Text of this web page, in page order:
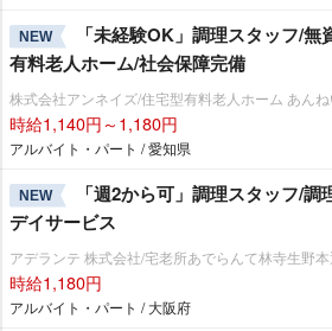
NEW
「未経験OK」調理スタッフ/
有料老人ホーム/社会保障完備
株式会社アンネイズ/住宅型有料老人ホーム あん
時給1,140円～1,180円
アルバイト・パート / 愛知県
NEW
「週2から可」調理スタッフ/
デイサービス
アデランテ 株式会社/宅老所あでらんて林寺生野
時給1,180円
アルバイト・パート / 大阪府